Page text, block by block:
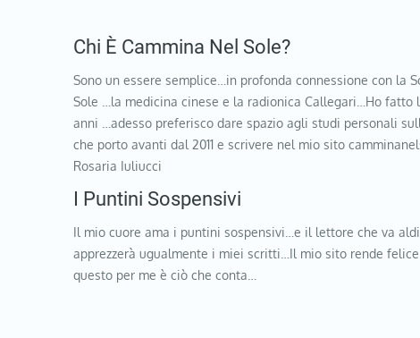
Chi È Cammina Nel Sole?
Sono un essere semplice…in profonda connessione con la
Sole …la medicina cinese e la radionica Callegari…Ho fatto
anni …adesso preferisco dare spazio agli studi personali
che porto avanti dal 2011 e scrivere nel mio sito
Rosaria Iuliucci
I Puntini Sospensivi
Il mio cuore ama i puntini sospensivi…e il lettore che va
apprezzerà ugualmente i miei scritti…Il mio sito rende
questo per me è ciò che conta…